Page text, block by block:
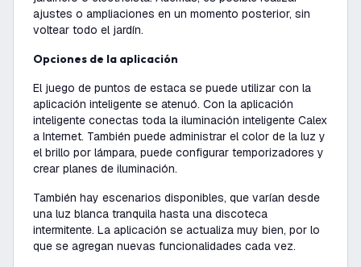
ajustes o ampliaciones en un momento posterior, sin
voltear todo el jardín.
Opciones de la aplicación
El juego de puntos de estaca se puede utilizar con la
aplicación inteligente se atenuó. Con la aplicación
inteligente conectas toda la iluminación inteligente Calex
a Internet. También puede administrar el color de la luz y
el brillo por lámpara, puede configurar temporizadores y
crear planes de iluminación.
También hay escenarios disponibles, que varían desde
una luz blanca tranquila hasta una discoteca
intermitente. La aplicación se actualiza muy bien, por lo
que se agregan nuevas funcionalidades cada vez.